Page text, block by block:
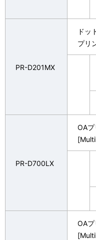
PR-D201MX
ドッ
プリ
PR-D700LX
OAプ
OAプ